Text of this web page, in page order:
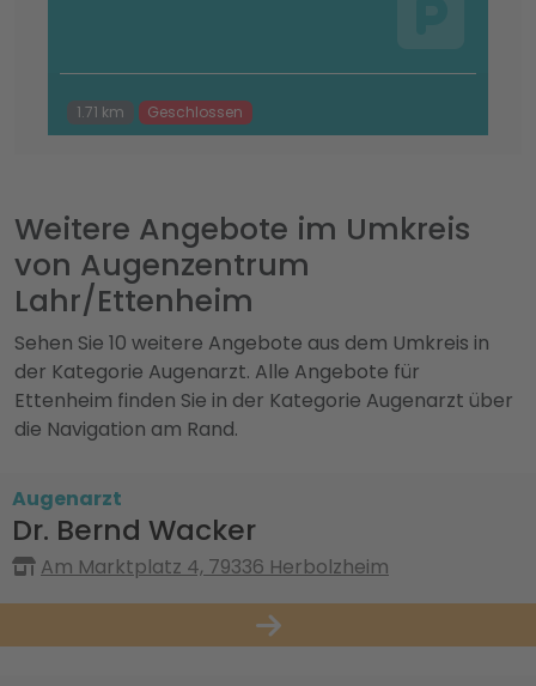
1.71 km Geschlossen
Weitere Angebote im Umkreis
von Augenzentrum
Lahr/Ettenheim
Sehen Sie 10 weitere Angebote aus dem Umkreis in
der Kategorie Augenarzt. Alle Angebote für
Ettenheim finden Sie in der Kategorie Augenarzt über
die Navigation am Rand.
Augenarzt
Dr. Bernd Wacker
Am Marktplatz 4, 79336 Herbolzheim